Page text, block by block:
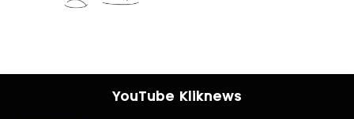
YouTube Kliknews